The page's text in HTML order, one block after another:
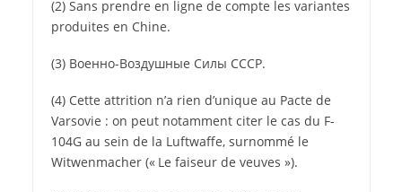
(2) Sans prendre en ligne de compte les variantes
produites en Chine.
(3) Военно-Воздушные Силы СССР.
(4) Cette attrition n’a rien d’unique au Pacte de
Varsovie : on peut notamment citer le cas du F-
104G au sein de la Luftwaffe, surnommé le
Witwenmacher (« Le faiseur de veuves »).